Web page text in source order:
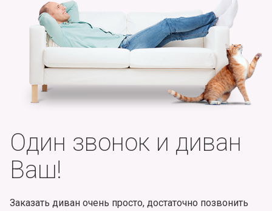
Один звонок и диван
Ваш!
Заказать диван очень просто, достаточно позвонить